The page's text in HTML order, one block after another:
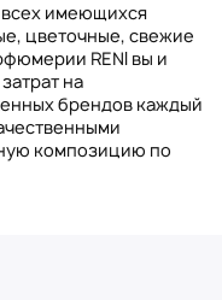
всех имеющихся
цветочные, свежие
RENI вы и
на
брендов каждый
композицию по